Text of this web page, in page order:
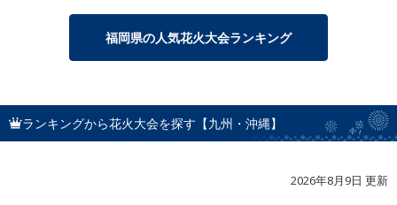
福岡県の人気花火大会ランキング
ランキングから花火大会を探す【九州・沖縄】
2026年8月9日 更新